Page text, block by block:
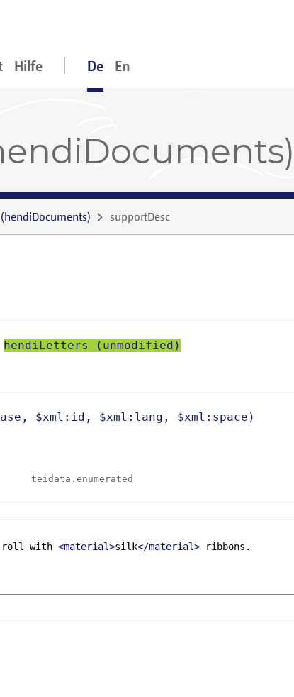
Hilfe De En
(hendiDocuments) supportDesc
hendiLetters (unmodified)
, xml:id , xml:lang , xml:space )
teidata.enumerated
roll with <material>silk</material> ribbons.